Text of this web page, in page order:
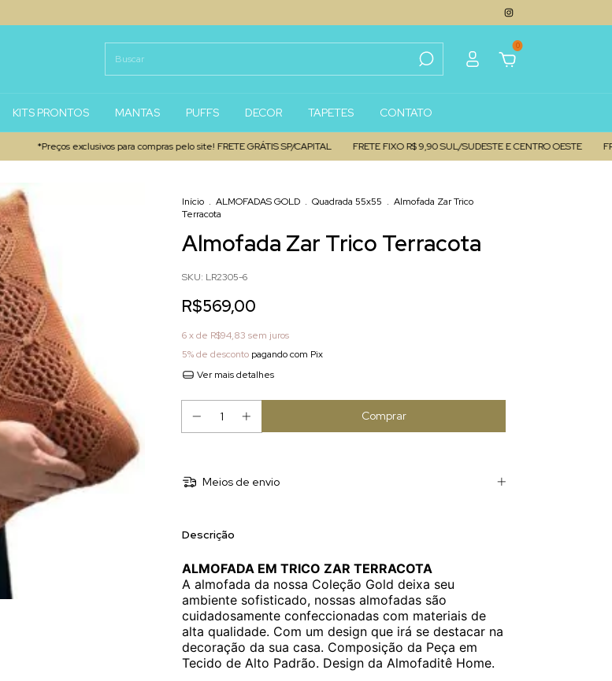
0
KITS PRONTOS MANTAS PUFFS DECOR TAPETES CONTATO
*Preços exclusivos para compras pelo site! FRETE GRÁTIS SP/CAPITAL FRETE FIXO R$ 9,90 SUL/SUDESTE E CENTRO OESTE FRETE
Início . ALMOFADAS GOLD . Quadrada 55x55 . Almofada Zar Trico
Terracota
Almofada Zar Trico Terracota
SKU: LR2305-6
R$569,00
6x de R$94,83 sem juros
5% de desconto pagando com Pix
Ver mais detalhes
Meios de envio
Descrição
ALMOFADA EM TRICO ZAR TERRACOTA
A almofada da nossa Coleção Gold deixa seu
ambiente sofisticado, nossas almofadas são
cuidadosamente confeccionadas com materiais de
alta qualidade. Com um design que irá se destacar na
decoração da sua casa. Composição da Peça em
Tecido de Alto Padrão. Design da Almofaditê Home.